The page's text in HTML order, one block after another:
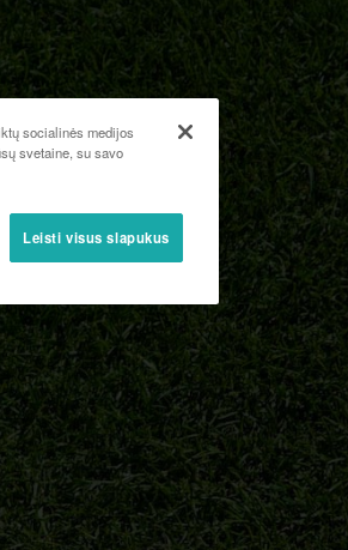
socialinės medijos
svetaine, su savo
Leisti visus slapukus